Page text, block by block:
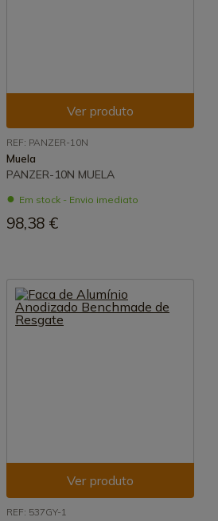
Ver produto
REF: PANZER-10N
Muela
PANZER-10N MUELA
Em stock - Envio imediato
98,38 €
Ver produto
REF: 537GY-1